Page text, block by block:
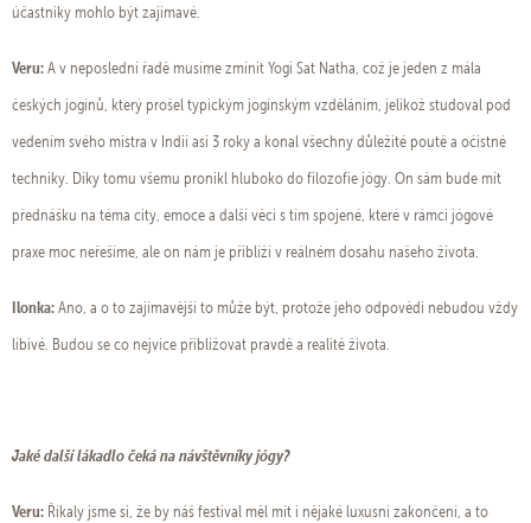
účastníky mohlo být zajímavé.
Veru:A v neposlední řadě musíme zmínit Yogi Sat Natha, což je jeden z mála
českých jogínů, který prošel typickým jogínským vzděláním, jelikož studoval pod
vedením svého mistra v Indii asi 3 roky a konal všechny důležité poutě a očistné
techniky. Díky tomu všemu pronikl hluboko do filozofie jógy. On sám bude mít
přednášku na téma city, emoce a další věci s tím spojené, které v rámci jógové
praxe moc neřešíme, ale on nám je přiblíží v reálném dosahu našeho života.
Ilonka:Ano, a o to zajímavější to může být, protože jeho odpovědi nebudou vždy
líbivé. Budou se co nejvíce přibližovat pravdě a realitě života.
Jaké další lákadlo čeká na návštěvníky jógy?
Veru: Říkaly jsme si, že by náš festival měl mít i nějaké luxusní zakončení, a to